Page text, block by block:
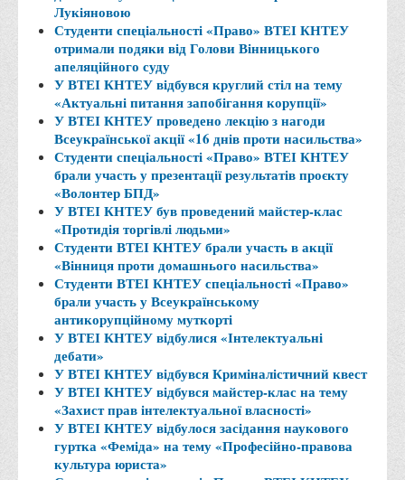
пов'язане з конфліктом та їх родинам у Вінницькій області
10 точних фактів про наркотики. З’ясуй правду про
наркотики. Врятуй чиєсь життя
Контакти
3D тур
Екскурсія до ВТЕІ
SEL
Smart Electronic Learning
Репозиторій
Структура
Адміністрація
Факультети
Обліково-фінансовий
Торгівлі, маркетингу та сфери обслуговування
Економіки, менеджменту та права
Кафедри
Лукіяновою
Студенти спеціальності «Право» ВТЕІ КНТЕУ
отримали подяки від Голови Вінницького
апеляційного суду
У ВТЕІ КНТЕУ відбувся круглий стіл на тему
«Актуальні питання запобігання корупції»
У ВТЕІ КНТЕУ проведено лекцію з нагоди
Всеукраїнської акції «16 днів проти насильства»
Студенти спеціальності «Право» ВТЕІ КНТЕУ
брали участь у презентації результатів проєкту
«Волонтер БПД»
У ВТЕІ КНТЕУ був проведений майстер-клас
«Протидія торгівлі людьми»
Студенти ВТЕІ КНТЕУ брали участь в акції
«Вінниця проти домашнього насильства»
Студенти ВТЕІ КНТЕУ спеціальності «Право»
брали участь у Всеукраїнському
антикорупційному муткорті
У ВТЕІ КНТЕУ відбулися «Інтелектуальні
дебати»
У ВТЕІ КНТЕУ відбувся Криміналістичний квест
У ВТЕІ КНТЕУ відбувся майстер-клас на тему
«Захист прав інтелектуальної власності»
У ВТЕІ КНТЕУ відбулося засідання наукового
гуртка «Феміда» на тему «Професійно-правова
культура юриста»